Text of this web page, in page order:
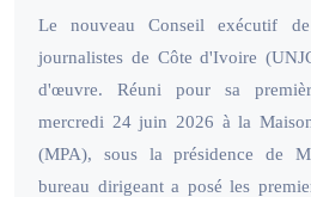
Le nouveau Conseil exécutif
journalistes de Côte d'Ivoire
d'œuvre. Réuni pour sa
mercredi 24 juin 2026 à la
(MPA), sous la présidence de
bureau dirigeant a posé les